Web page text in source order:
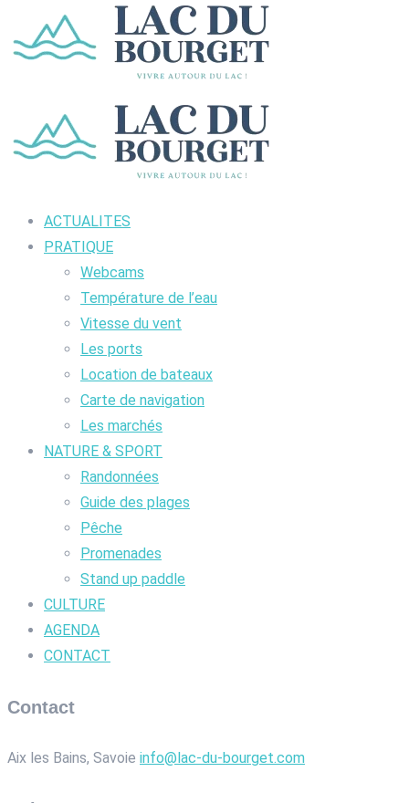
ACTUALITES
PRATIQUE
Webcams
Température de l’eau
Vitesse du vent
Les ports
Location de bateaux
Carte de navigation
Les marchés
NATURE & SPORT
Randonnées
Guide des plages
Pêche
Promenades
Stand up paddle
CULTURE
AGENDA
CONTACT
Contact
Aix les Bains, Savoie info@lac-du-bourget.com